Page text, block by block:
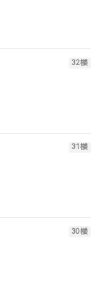
32楼
31楼
30楼